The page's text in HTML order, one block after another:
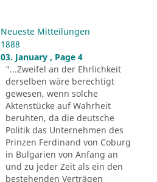
Neueste Mitteilungen
1888
03. January , Page 4
"...Zweifel an der Ehrlichkeit
derselben wäre berechtigt
gewesen, wenn solche
Aktenstücke auf Wahrheit
beruhten, da die deutsche
Politik das Unternehmen des
Prinzen Ferdinand von Coburg
in Bulgarien von Anfang an
und zu jeder Zeit als ein den
bestehenden Verträgen